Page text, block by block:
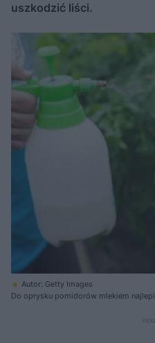
uszkodzić liści.
Autor: Getty Images
Do oprysku pomidorów mlekiem
najlepiej w ciągu dnia lub wczesnym